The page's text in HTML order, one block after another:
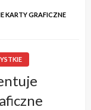
KARTY GRAFICZNE